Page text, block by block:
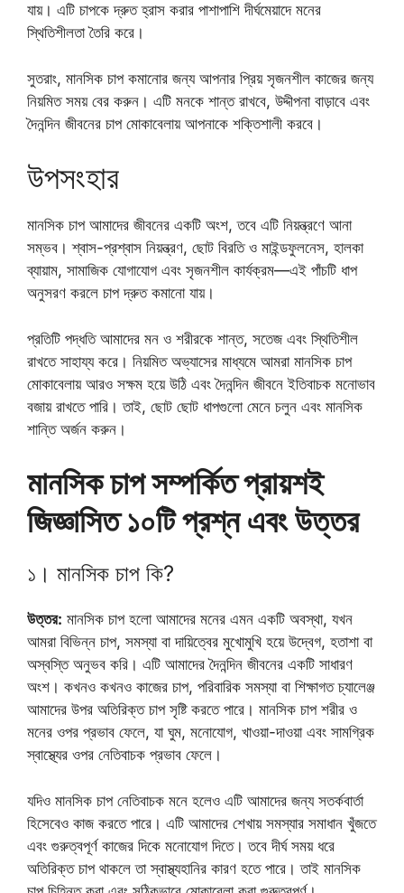
যায়। এটি চাপকে দ্রুত হ্রাস করার পাশাপাশি দীর্ঘমেয়াদে মনের
স্থিতিশীলতা তৈরি করে।
সুতরাং, মানসিক চাপ কমানোর জন্য আপনার প্রিয় সৃজনশীল কাজের জন্য
নিয়মিত সময় বের করুন। এটি মনকে শান্ত রাখবে, উদ্দীপনা বাড়াবে এবং
দৈনন্দিন জীবনের চাপ মোকাবেলায় আপনাকে শক্তিশালী করবে।
উপসংহার
মানসিক চাপ আমাদের জীবনের একটি অংশ, তবে এটি নিয়ন্ত্রণে আনা
সম্ভব। শ্বাস-প্রশ্বাস নিয়ন্ত্রণ, ছোট বিরতি ও মাইন্ডফুলনেস, হালকা
ব্যায়াম, সামাজিক যোগাযোগ এবং সৃজনশীল কার্যক্রম—এই পাঁচটি ধাপ
অনুসরণ করলে চাপ দ্রুত কমানো যায়।
প্রতিটি পদ্ধতি আমাদের মন ও শরীরকে শান্ত, সতেজ এবং স্থিতিশীল
রাখতে সাহায্য করে। নিয়মিত অভ্যাসের মাধ্যমে আমরা মানসিক চাপ
মোকাবেলায় আরও সক্ষম হয়ে উঠি এবং দৈনন্দিন জীবনে ইতিবাচক মনোভাব
বজায় রাখতে পারি। তাই, ছোট ছোট ধাপগুলো মেনে চলুন এবং মানসিক
শান্তি অর্জন করুন।
মানসিক চাপ সম্পর্কিত প্রায়শই
জিজ্ঞাসিত ১০টি প্রশ্ন এবং উত্তর
১। মানসিক চাপ কি?
উত্তর: মানসিক চাপ হলো আমাদের মনের এমন একটি অবস্থা, যখন
আমরা বিভিন্ন চাপ, সমস্যা বা দায়িত্বের মুখোমুখি হয়ে উদ্বেগ, হতাশা বা
অস্বস্তি অনুভব করি। এটি আমাদের দৈনন্দিন জীবনের একটি সাধারণ
অংশ। কখনও কখনও কাজের চাপ, পরিবারিক সমস্যা বা শিক্ষাগত চ্যালেঞ্জ
আমাদের উপর অতিরিক্ত চাপ সৃষ্টি করতে পারে। মানসিক চাপ শরীর ও
মনের ওপর প্রভাব ফেলে, যা ঘুম, মনোযোগ, খাওয়া-দাওয়া এবং সামগ্রিক
স্বাস্থ্যের ওপর নেতিবাচক প্রভাব ফেলে।
যদিও মানসিক চাপ নেতিবাচক মনে হলেও এটি আমাদের জন্য সতর্কবার্তা
হিসেবেও কাজ করতে পারে। এটি আমাদের শেখায় সমস্যার সমাধান খুঁজতে
এবং গুরুত্বপূর্ণ কাজের দিকে মনোযোগ দিতে। তবে দীর্ঘ সময় ধরে
অতিরিক্ত চাপ থাকলে তা স্বাস্থ্যহানির কারণ হতে পারে। তাই মানসিক